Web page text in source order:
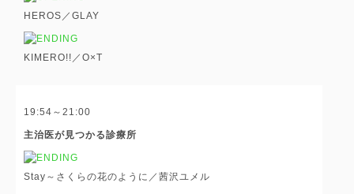
HEROS／GLAY
KIMERO!!／O×T
19:54～21:00
主治医が見つかる診療所
Stay～さくらの花のように／茜沢ユメル